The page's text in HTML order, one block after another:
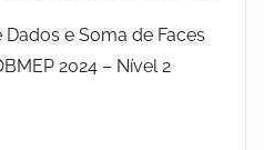
Dados e Soma de Faces
2024 – Nível 2